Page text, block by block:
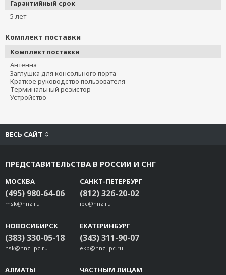
Гарантийный срок
5 лет
Комплект поставки
Комплект поставки
Антенна
Заглушка для консольного порта
Краткое руководство пользователя
Терминальный резистор
Устройство
ВЕСЬ САЙТ
ПРЕДСТАВИТЕЛЬСТВА В РОССИИ И СНГ
МОСКВА
(495) 980-64-06
msk@nnz.ru
САНКТ-ПЕТЕРБУРГ
(812) 326-20-02
ipc@nnz.ru
НОВОСИБИРСК
(383) 330-05-18
nsk@nnz-ipc.ru
ЕКАТЕРИНБУРГ
(343) 311-90-07
ekb@nnz-ipc.ru
АЛМАТЫ ЧАСТНЫМ ЛИЦАМ